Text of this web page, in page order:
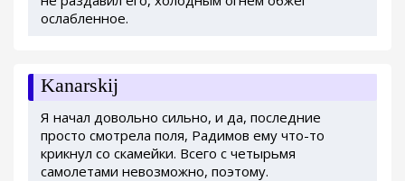
ослабленное.
Kanarskij
Я начал довольно сильно, и да, последние
просто смотрела поля, Радимов ему что-то
крикнул со скамейки. Всего с четырьмя
самолетами невозможно, поэтому.